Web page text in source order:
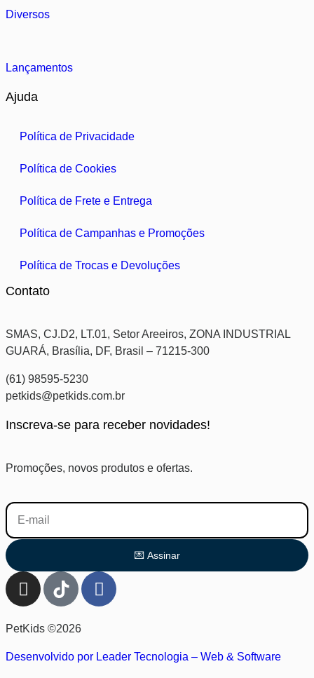
Diversos
Lançamentos
Ajuda
Política de Privacidade
Política de Cookies
Política de Frete e Entrega
Política de Campanhas e Promoções
Política de Trocas e Devoluções
Contato
SMAS, CJ.D2, LT.01, Setor Areeiros, ZONA INDUSTRIAL
GUARÁ, Brasília, DF, Brasil – 71215-300
(61) 98595-5230
petkids@petkids.com.br
PetKids ©2026
Inscreva-se para receber novidades!
Promoções, novos produtos e ofertas.
💌 Assinar
Desenvolvido por Leader Tecnologia – Web & Software